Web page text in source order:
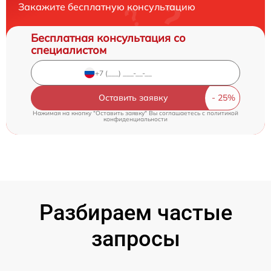
Закажите бесплатную консультацию
Бесплатная консультация со
специалистом
Оставить заявку
Нажимая на кнопку "Оставить заявку" Вы соглашаетесь c политикой
конфиденциальности
Разбираем частые
запросы